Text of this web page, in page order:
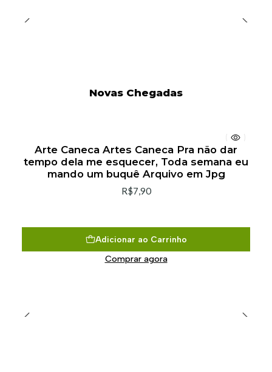
Novas Chegadas
Arte Caneca Artes Caneca Pra não dar
tempo dela me esquecer, Toda semana eu
mando um buquê Arquivo em Jpg
R$7,90
Adicionar ao Carrinho
Comprar agora